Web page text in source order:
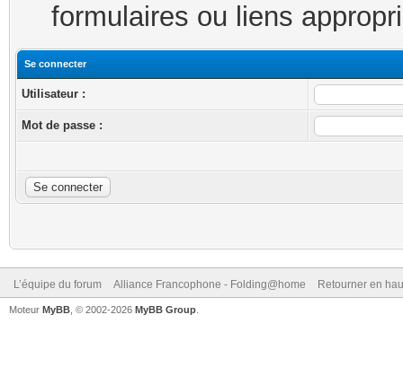
formulaires ou liens
Se connecter
Utilisateur :
Mot de passe :
L’équipe du forum Alliance Francophone - Folding@home Retourner en
Moteur MyBB , © 2002-2026 MyBB Group